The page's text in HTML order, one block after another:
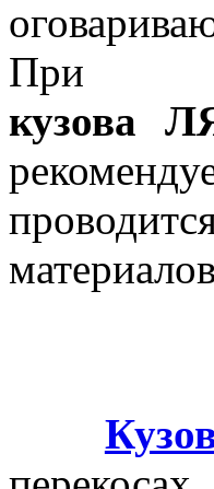
При
кузова